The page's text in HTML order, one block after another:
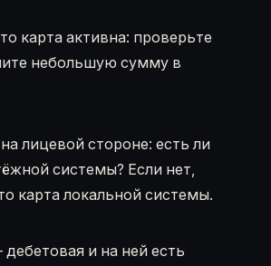
карта активна: проверьте
небольшую сумму в
лицевой стороне: есть ли
системы? Если нет,
карта локальной системы.
и на ней есть